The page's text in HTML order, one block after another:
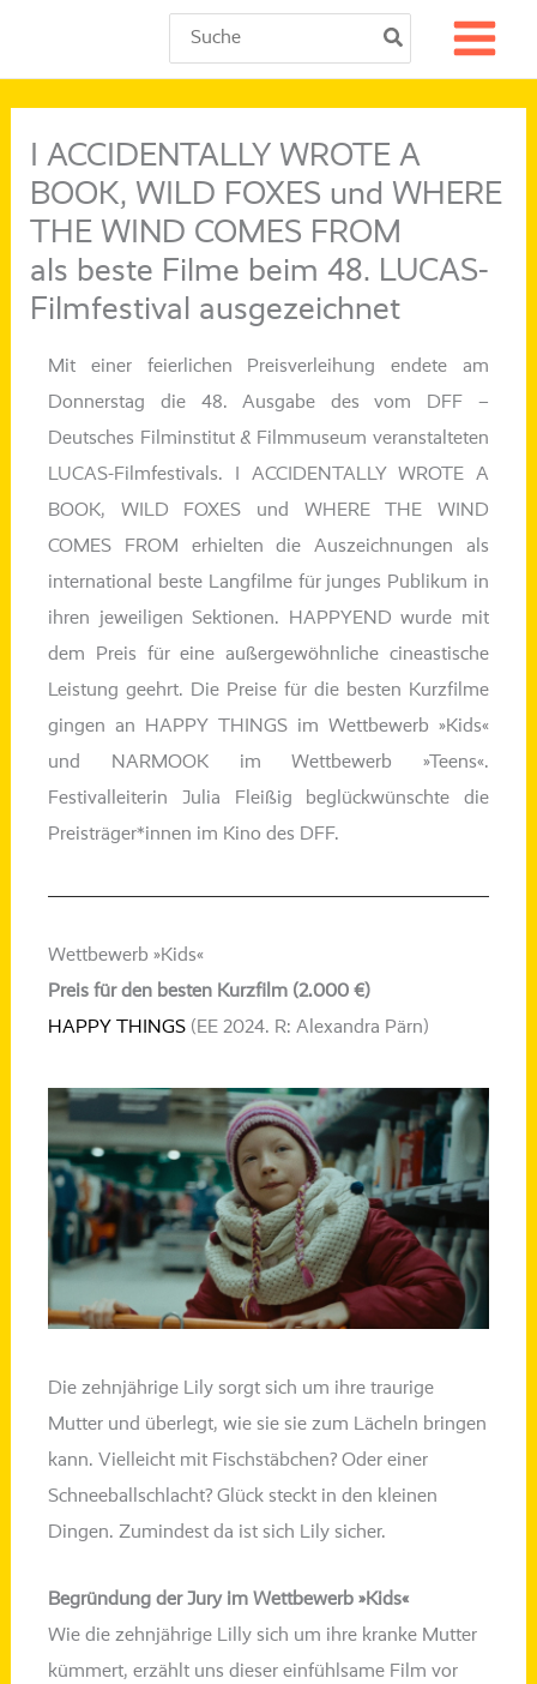
Search
for:
I ACCIDENTALLY WROTE A
BOOK, WILD FOXES und WHERE
THE WIND COMES FROM
als beste Filme beim 48. LUCAS-
Filmfestival ausgezeichnet
Mit einer fei­er­li­chen Preisverleihung ende­te am
Donnerstag die 48. Ausgabe des vom DFF –
Deutsches Filminstitut & Filmmuseum ver­an­stal­te­ten
LUCAS-Filmfestivals. I ACCIDENTALLY WROTE A
BOOK, WILD FOXES und WHERE THE WIND
COMES FROM erhiel­ten die Auszeichnungen als
inter­na­tio­nal bes­te Langfilme für jun­ges Publikum in
ihren jewei­li­gen Sektionen. HAPPYEND wur­de mit
dem Preis für eine außer­ge­wöhn­li­che cine­as­ti­sche
Leistung geehrt. Die Preise für die bes­ten Kurzfilme
gin­gen an HAPPY THINGS im Wettbewerb »Kids«
und NARMOOK im Wettbewerb »Teens«.
Festivalleiterin Julia Fleißig beglück­wünsch­te die
Preisträger*innen im Kino des DFF.
Wettbewerb »Kids«
Preis für den besten Kurzfilm (2.000 €)
HAPPY THINGS (EE 2024. R: Alexandra Pärn)
Die zehn­jäh­ri­ge Lily sorgt sich um ihre trau­ri­ge
Mutter und über­legt, wie sie sie zum Lächeln brin­gen
kann. Vielleicht mit Fischstäbchen? Oder einer
Schneeballschlacht? Glück steckt in den klei­nen
Dingen. Zumindest da ist sich Lily sicher.
Begründung der Jury im Wettbewerb »Kids«
Wie die zehn­jäh­ri­ge Lilly sich um ihre kran­ke Mutter
küm­mert, erzählt uns die­ser ein­fühl­sa­me Film vor